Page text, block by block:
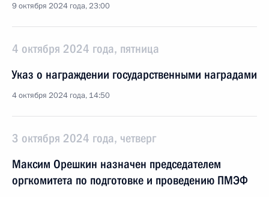
9 октября 2024 года, 23:00
4 октября 2024 года, пятница
Указ о награждении государственными наградами
4 октября 2024 года, 14:50
3 октября 2024 года, четверг
Максим Орешкин назначен председателем
оргкомитета по подготовке и проведению ПМЭФ